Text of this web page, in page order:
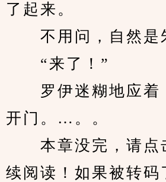
了起来。
不用问，自然是
“来了！”
罗伊迷糊地应着
开门。…。。
本章没完，请点
续阅读！如果被转码